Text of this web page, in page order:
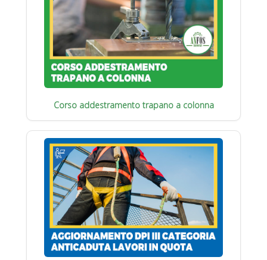
Corso addestramento trapano a colonna